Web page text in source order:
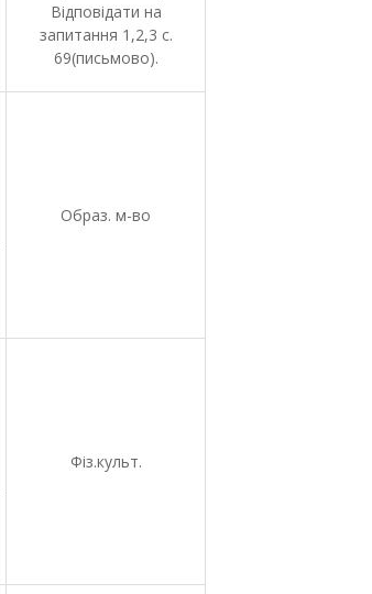
Відповідати на
запитання 1,2,3 с.
69(письмово).
Образ. м-во
Фіз.культ.